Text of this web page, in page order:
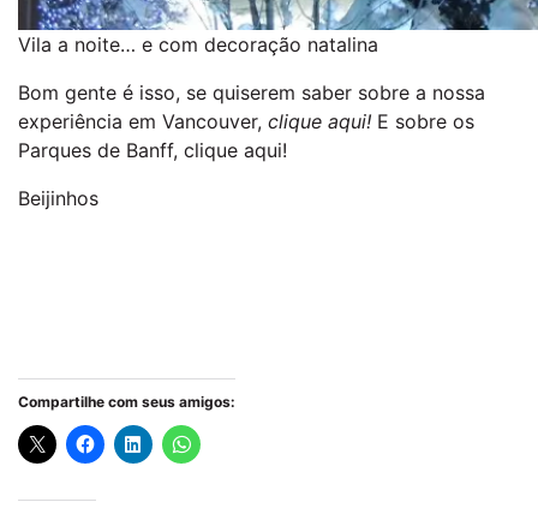
Vila a noite… e com decoração natalina
Bom gente é isso, se quiserem saber sobre a nossa
experiência em Vancouver, clique aqui! E sobre os
Parques de Banff, clique aqui!
Beijinhos
Compartilhe com seus amigos: